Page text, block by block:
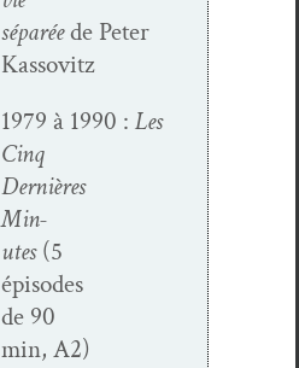
séparéede Peter
Kassovitz
1979 à 1990 : Les
Cinq
Dernières
Min­
utes(5
épisodes
de 90
min, A2)